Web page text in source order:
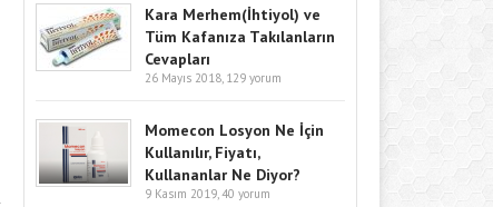
Kara Merhem(İhtiyol) ve
Tüm Kafanıza Takılanların
Cevapları
26 Mayıs 2018, 129 yorum
Momecon Losyon Ne İçin
Kullanılır, Fiyatı,
Kullananlar Ne Diyor?
9 Kasım 2019,40 yorum